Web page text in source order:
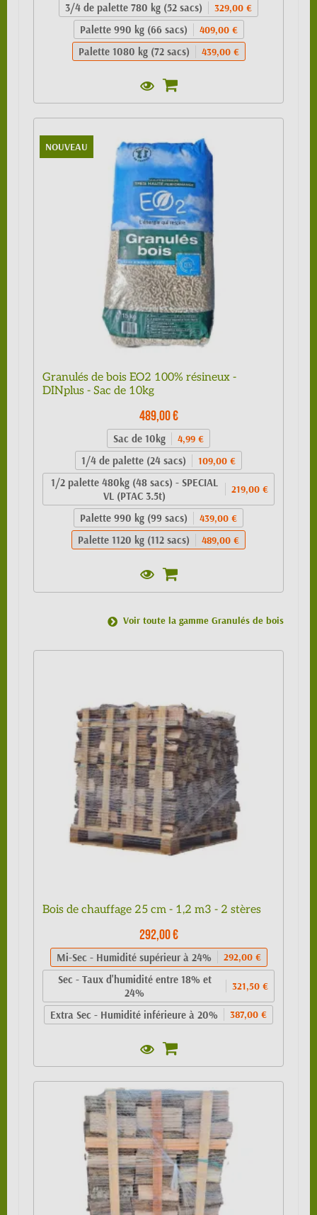
3/4 de palette 780 kg (52 sacs) 329,00 €
Palette 990 kg (66 sacs) 409,00 €
Palette 1080 kg (72 sacs) 439,00 €
NOUVEAU
Granulés de bois EO2 100% résineux -
DINplus - Sac de 10kg
489,00 €
Sac de 10kg 4,99 €
1/4 de palette (24 sacs) 109,00 €
1/2 palette 480kg (48 sacs) - SPECIAL
VL (PTAC 3.5t)
219,00 €
Palette 990 kg (99 sacs) 439,00 €
Palette 1120 kg (112 sacs) 489,00 €
Voir toute la gamme Granulés de bois
Bois de chauffage 25 cm - 1,2 m3 - 2 stères
292,00 €
Mi-Sec - Humidité supérieur à 24% 292,00 €
Sec - Taux d'humidité entre 18% et
24%
321,50 €
Extra Sec - Humidité inférieure à 20% 387,00 €